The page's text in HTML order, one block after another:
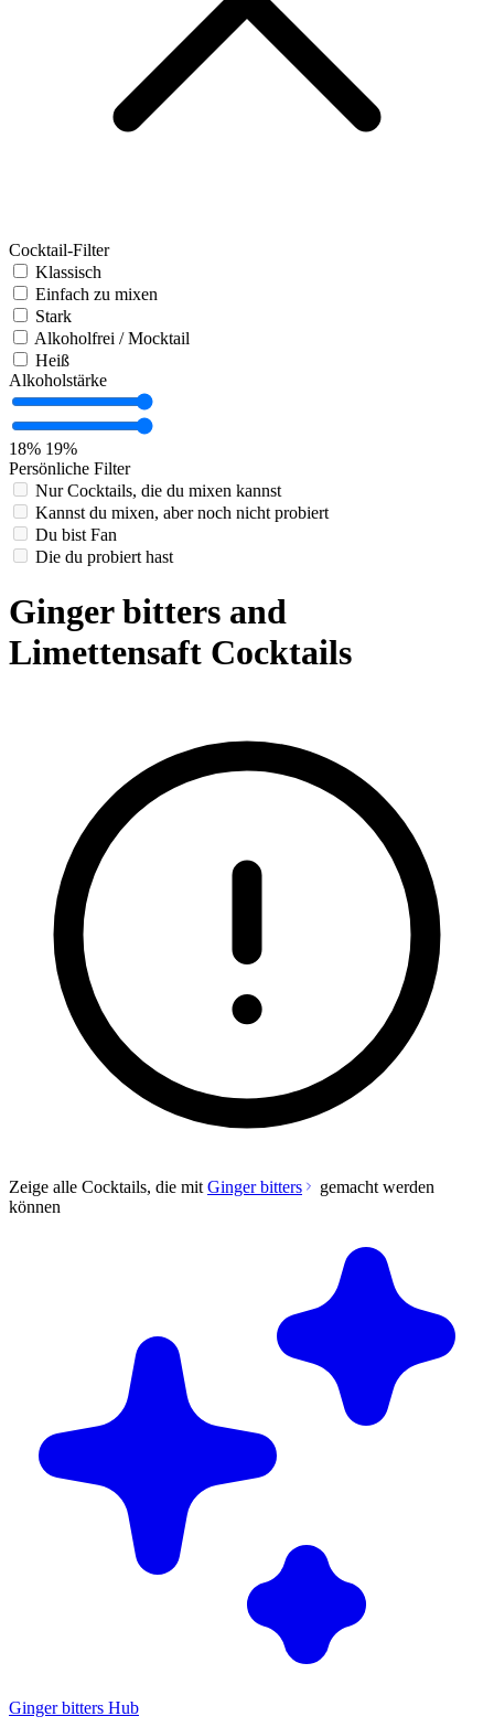
Cocktail-Filter
Klassisch
Einfach zu mixen
Stark
Alkoholfrei / Mocktail
Heiß
Alkoholstärke
18% 19%
Persönliche Filter
Nur Cocktails, die du mixen kannst
Kannst du mixen, aber noch nicht probiert
Du bist Fan
Die du probiert hast
Ginger bitters and
Limettensaft Cocktails
Zeige alle Cocktails, die mit Ginger bitters
gemacht werden
können
Ginger bitters Hub